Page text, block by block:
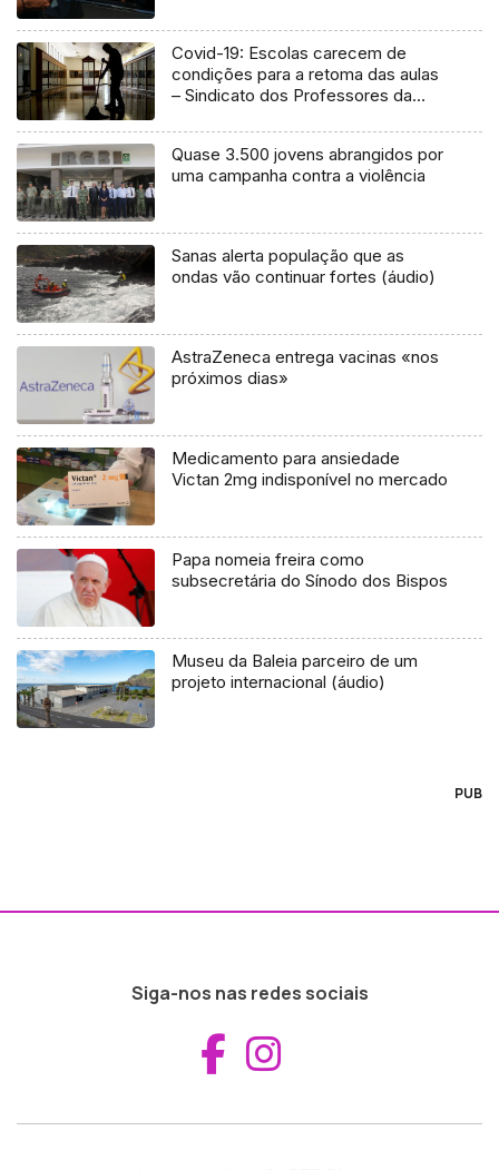
Covid-19: Escolas carecem de
condições para a retoma das aulas
– Sindicato dos Professores da
Quase 3.500 jovens abrangidos por
uma campanha contra a violência
Sanas alerta população que as
ondas vão continuar fortes (áudio)
AstraZeneca entrega vacinas «nos
próximos dias»
Medicamento para ansiedade
Victan 2mg indisponível no mercado
Papa nomeia freira como
subsecretária do Sínodo dos Bispos
Museu da Baleia parceiro de um
projeto internacional (áudio)
PUB
Siga-nos nas redes sociais
Aceder ao